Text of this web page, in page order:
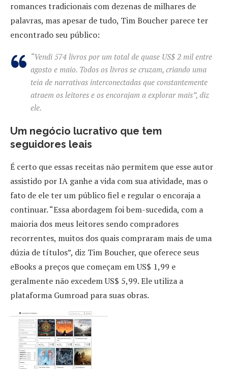
romances tradicionais com dezenas de milhares de
palavras, mas apesar de tudo, Tim Boucher parece ter
encontrado seu público:
“Vendi 574 livros por um total de quase US$ 2 mil entre
agosto e maio. Todos os livros se cruzam, criando uma
teia de narrativas interconectadas que constantemente
atraem os leitores e os encorajam a explorar mais”, diz
ele.
Um negócio lucrativo que tem
seguidores leais
É certo que essas receitas não permitem que esse autor
assistido por IA ganhe a vida com sua atividade, mas o
fato de ele ter um público fiel e regular o encoraja a
continuar. “Essa abordagem foi bem-sucedida, com a
maioria dos meus leitores sendo compradores
recorrentes, muitos dos quais compraram mais de uma
dúzia de títulos”, diz Tim Boucher, que oferece seus
eBooks a preços que começam em US$ 1,99 e
geralmente não excedem US$ 5,99. Ele utiliza a
plataforma Gumroad para suas obras.